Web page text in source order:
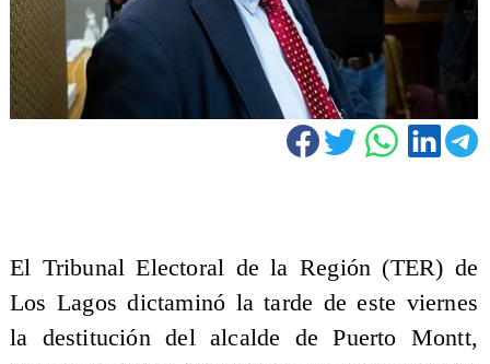
El Tribunal Electoral de la Región (TER) de
Los Lagos dictaminó la tarde de este viernes
la destitución del alcalde de Puerto Montt,